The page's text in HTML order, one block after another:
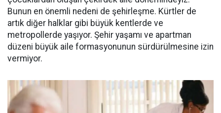
Bunun en önemli nedeni de şehirleşme. Kürtler de
artık diğer halklar gibi büyük kentlerde ve
metropollerde yaşıyor. Şehir yaşamı ve apartman
düzeni büyük aile formasyonunun sürdürülmesine izin
vermiyor.